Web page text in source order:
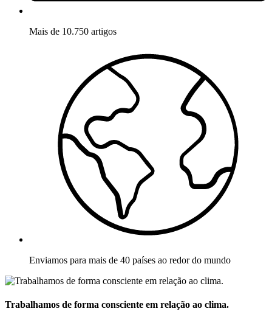
Mais de 10.750 artigos
Enviamos para mais de 40 países ao redor do mundo
Trabalhamos de forma consciente em relação ao clima.